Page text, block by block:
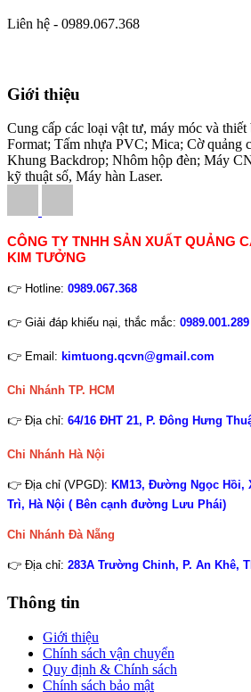
Liên hệ - 0989.067.368
Giới thiệu
Cung cấp các loại vật tư, máy móc và thiết
Format; Tấm nhựa PVC; Mica; Cờ quảng
Khung Backdrop; Nhôm hộp đèn; Máy
kỹ thuật số, Máy hàn Laser.
CÔNG TY TNHH SẢN XUẤT QUẢNG
KIM TƯỞNG
👉 Hotline: 0989.067.368
👉 Giải đáp khiếu nại, thắc mắc: 0989.001.289
👉 Email: kimtuong.qcvn@gmail.com
Chi Nhánh TP. HCM
👉 Địa chỉ: 64/16 ĐHT 21, P. Đông Hưng
Chi Nhánh Hà Nội
👉 Địa chỉ (VPGD): KM13, Đường Ngọc Hồi,
Trì, Hà Nội ( Bên cạnh đường Lưu Phái)
Chi Nhánh Đà Nẵng
👉 Địa chỉ: 283A Trường Chinh, P. An Khê,
Thông tin
Giới thiệu
Chính sách vận chuyển
Quy định & Chính sách
Chính sách bảo mật